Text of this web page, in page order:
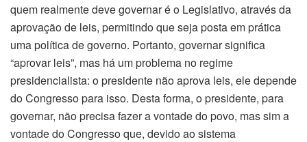
quem realmente deve governar é o Legislativo, através da
aprovação de leis, permitindo que seja posta em prática
uma política de governo. Portanto, governar significa
“aprovar leis”, mas há um problema no regime
presidencialista: o presidente não aprova leis, ele depende
do Congresso para isso. Desta forma, o presidente, para
governar, não precisa fazer a vontade do povo, mas sim a
vontade do Congresso que, devido ao sistema